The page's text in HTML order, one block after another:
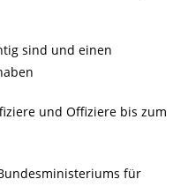
sind und einen
und Offiziere bis zum
für